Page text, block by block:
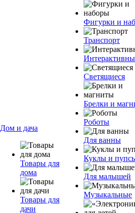
Дом и дача
Товары для
дома
Товары для
дачи
Фигурки и
Транспорт
Светящиеся
Брелки и
Роботы
Для ванны
Куклы и
Для малышей
Музыкальные